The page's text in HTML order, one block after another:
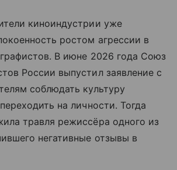
киноиндустрии уже
ростом агрессии в
В июне 2026 года Союз
России выпустил заявление с
соблюдать культуру
на личности. Тогда
травля режиссёра одного из
негативные отзывы в